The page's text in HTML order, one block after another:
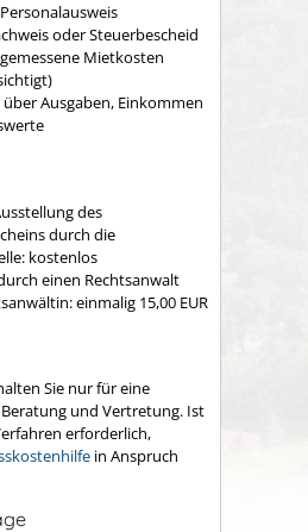
oder Steuerbescheid
Mietkosten
Ausgaben, Einkommen
des
durch die
kostenlos
einen Rechtsanwalt
einmalig 15,00 EUR
Sie nur für eine
und Vertretung. Ist
erforderlich,
in Anspruch